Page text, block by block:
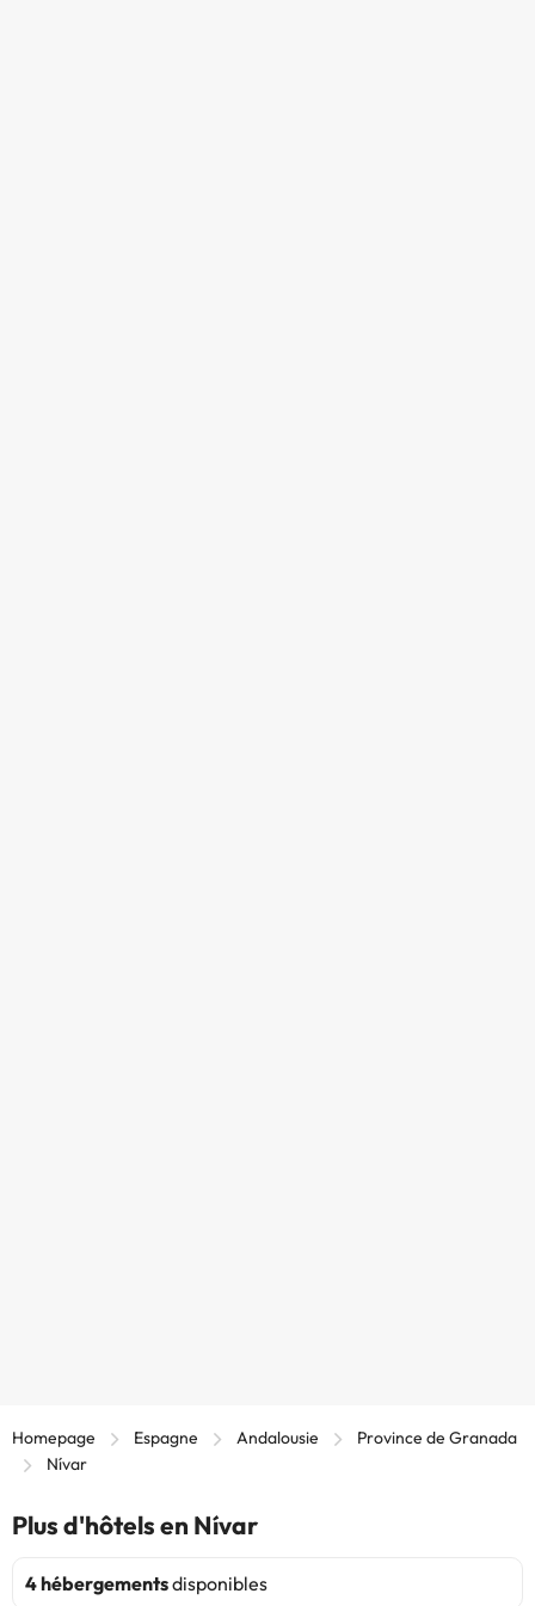
Homepage Espagne Andalousie
Province de Granada
Nívar
Plus d'hôtels en Nívar
4 hébergementsdisponibles